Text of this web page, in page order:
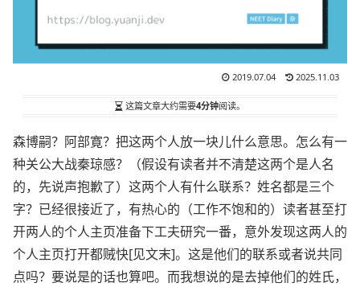
2019.07.04 2025.11.03
这篇文章大约需要4分钟阅读。
森博嗣？阿部寛？把这两个人放一块儿什么意思。怎么有一
种关公大战秦琼感？（假设有读者并不清楚这两个是人名
的，先说声抱歉了）这两个人有什么联系？姓名都是三个
字？已经很接近了，有热心的（工作不饱和的）读者甚至打
开两人的个人主页准备下工夫研究一番，意外发现这两人的
个人主页打开都贼快[见文末]。这是他们的联系或者说共同
点吗？要说是的话也算吧。而我想说的是去掉他们的姓氏，